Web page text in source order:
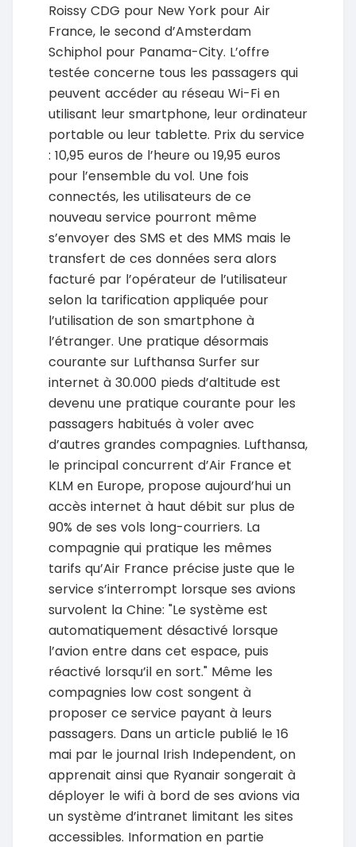
Roissy CDG pour New York pour Air
France, le second d’Amsterdam
Schiphol pour Panama-City. L’offre
testée concerne tous les passagers qui
peuvent accéder au réseau Wi-Fi en
utilisant leur smartphone, leur ordinateur
portable ou leur tablette. Prix du service
: 10,95 euros de l’heure ou 19,95 euros
pour l’ensemble du vol. Une fois
connectés, les utilisateurs de ce
nouveau service pourront même
s’envoyer des SMS et des MMS mais le
transfert de ces données sera alors
facturé par l’opérateur de l’utilisateur
selon la tarification appliquée pour
l’utilisation de son smartphone à
l’étranger. Une pratique désormais
courante sur Lufthansa Surfer sur
internet à 30.000 pieds d’altitude est
devenu une pratique courante pour les
passagers habitués à voler avec
d’autres grandes compagnies. Lufthansa,
le principal concurrent d’Air France et
KLM en Europe, propose aujourd’hui un
accès internet à haut débit sur plus de
90% de ses vols long-courriers. La
compagnie qui pratique les mêmes
tarifs qu’Air France précise juste que le
service s’interrompt lorsque ses avions
survolent la Chine: "Le système est
automatiquement désactivé lorsque
l’avion entre dans cet espace, puis
réactivé lorsqu’il en sort." Même les
compagnies low cost songent à
proposer ce service payant à leurs
passagers. Dans un article publié le 16
mai par le journal Irish Independent, on
apprenait ainsi que Ryanair songerait à
déployer le wifi à bord de ses avions via
un système d’intranet limitant les sites
accessibles. Information en partie